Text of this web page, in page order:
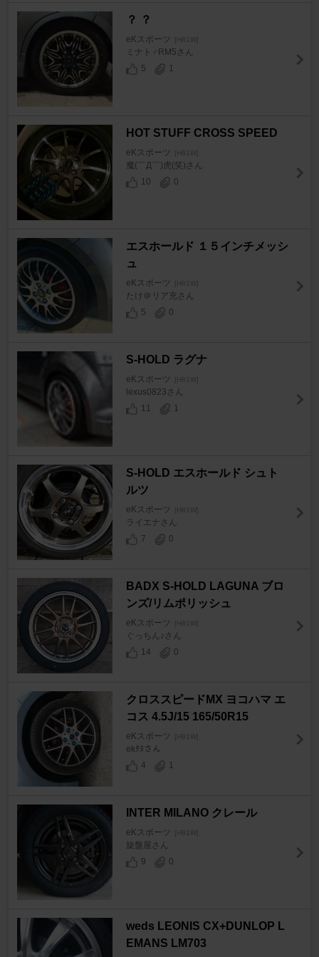
？ ？
eKスポーツ [H81W]
ミナト♂RM5さん
5
1
HOT STUFF CROSS SPEED
eKスポーツ [H81W]
魔(￣Д￣)虎(笑)さん
10
0
エスホールド １５インチメッシ
ュ
eKスポーツ [H81W]
たけ＠リア充さん
5
0
S-HOLD ラグナ
eKスポーツ [H81W]
lexus0823さん
11
1
S-HOLD エスホールド シュト
ルツ
eKスポーツ [H81W]
ライエナさん
7
0
BADX S-HOLD LAGUNA ブロ
ンズ/リムポリッシュ
eKスポーツ [H81W]
ぐっちん♪さん
14
0
クロススピードMX ヨコハマ エ
コス 4.5J/15 165/50R15
eKスポーツ [H81W]
ekﾀﾇさん
4
1
INTER MILANO クレール
eKスポーツ [H81W]
旋盤屋さん
9
0
weds LEONIS CX+DUNLOP L
EMANS LM703